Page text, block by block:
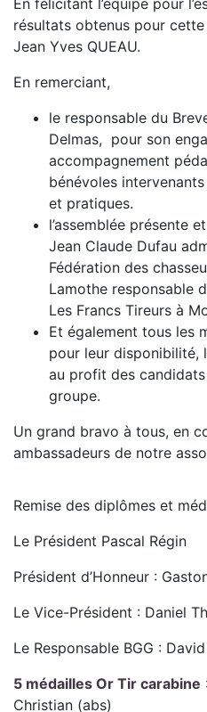
En félicitant l’équipe pour
résultats obtenus pour
Jean Yves QUEAU.
En remerciant,
le responsable du
Delmas, pour son
accompagnement
bénévoles
et pratiques.
l’assemblée présente
Jean Claude Dufau
Fédération des
Lamothe responsable
Les Francs Tireurs à
Et également tous les
pour leur disponibilité,
au profit des
groupe.
Un grand bravo à tous, en
ambassadeurs de notre
Remise des diplômes et
Le Président Pascal Régin
Président d’Honneur :
Le Vice-Président : Daniel
Le Responsable BGG :
5 médailles Or Tir carabine
Christian (abs)